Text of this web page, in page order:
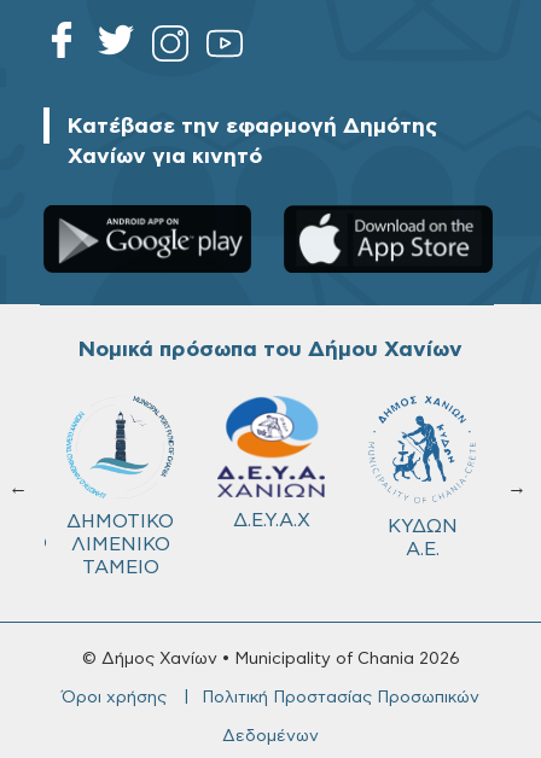
Κατέβασε την εφαρμογή Δημότης
Χανίων για κινητό
Νομικά πρόσωπα του Δήμου Χανίων
←
ΔΗΜΟΤΙΚΟ
ΛΙΜΕΝΙΚΟ
ΤΑΜΕΙΟ
Δ.Ε.Υ.Α.Χ
ΚΥΔΩΝ
Α.Ε.
→
© Δήμος Χανίων • Municipality of Chania 2026
Όροι χρήσης Πολιτική Προστασίας Προσωπικών
Δεδομένων